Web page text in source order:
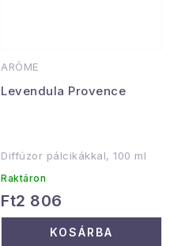
ARÔME
Levendula Provence
Diffúzor pálcikákkal, 100 ml
Raktáron
Ft2 806
KOSÁRBA